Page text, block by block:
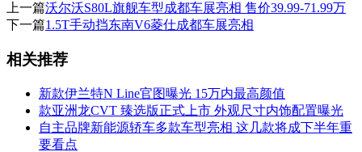
上一篇沃尔沃S80L旗舰车型成都车展亮相 售价39.99-71.99万
下一篇1.5T手动挡东南V6菱仕成都车展亮相
相关推荐
新款伊兰特N Line官图曝光 15万内最高颜值
款亚洲龙CVT 臻选版正式上市 外观尺寸内饰配置曝光
自主品牌新能源轿车多款车型亮相 这几款将成下半年重
要看点